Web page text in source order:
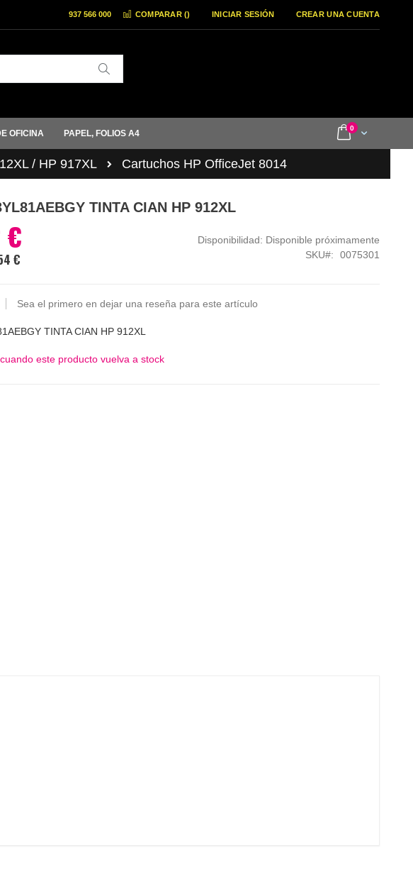
COMPARAR () INICIAR SESIÓN CREAR UNA CUENTA
937 566 000
Cart
0items
OFICINA PAPEL, FOLIOS A4
/ HP 917XL Cartuchos HP OfficeJet 8014
TINTA CIAN HP 912XL
€
€
Disponibilidad: Disponible próximamente
SKU
0075301
Sea el primero en dejar una reseña para este artículo
TINTA CIAN HP 912XL
este producto vuelva a stock